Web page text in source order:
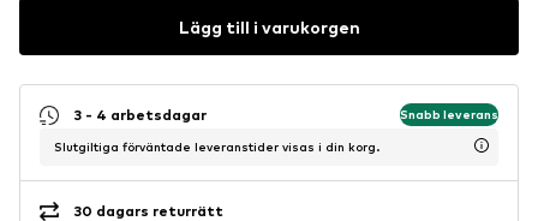
Lägg till i varukorgen
3 - 4 arbetsdagar Snabb leverans
Slutgiltiga förväntade leveranstider visas i din korg.
30 dagars returrätt